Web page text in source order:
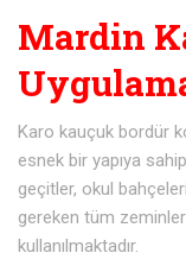
Mardin
Karo kauçuk bordür
esnek bir yapıya
geçitler, okul
gereken tüm
kullanılmaktadır.